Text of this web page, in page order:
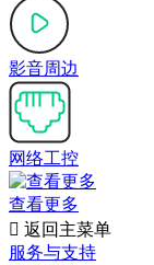
影音周边
网络工控
查看更多
 返回主菜单
服务与支持